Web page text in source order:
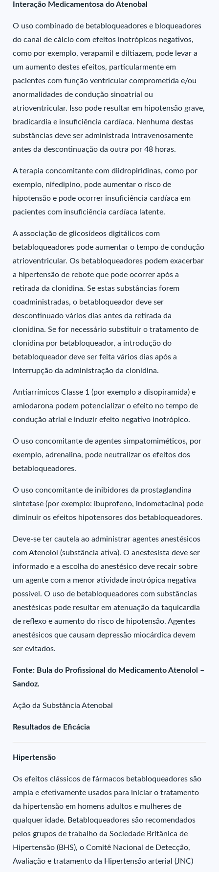
Interação Medicamentosa do Atenobal
O uso combinado de betabloqueadores e bloqueadores
do canal de cálcio com efeitos inotrópicos negativos,
como por exemplo, verapamil e diltiazem, pode levar a
um aumento destes efeitos, particularmente em
pacientes com função ventricular comprometida e/ou
anormalidades de condução sinoatrial ou
atrioventricular. Isso pode resultar em hipotensão grave,
bradicardia e insuficiência cardíaca. Nenhuma destas
substâncias deve ser administrada intravenosamente
antes da descontinuação da outra por 48 horas.
A terapia concomitante com diidropiridinas, como por
exemplo, nifedipino, pode aumentar o risco de
hipotensão e pode ocorrer insuficiência cardíaca em
pacientes com insuficiência cardíaca latente.
A associação de glicosídeos digitálicos com
betabloqueadores pode aumentar o tempo de condução
atrioventricular. Os betabloqueadores podem exacerbar
a hipertensão de rebote que pode ocorrer após a
retirada da clonidina. Se estas substâncias forem
coadministradas, o betabloqueador deve ser
descontinuado vários dias antes da retirada da
clonidina. Se for necessário substituir o tratamento de
clonidina por betabloqueador, a introdução do
betabloqueador deve ser feita vários dias após a
interrupção da administração da clonidina.
Antiarrímicos Classe 1 (por exemplo a disopiramida) e
amiodarona podem potencializar o efeito no tempo de
condução atrial e induzir efeito negativo inotrópico.
O uso concomitante de agentes simpatomiméticos, por
exemplo, adrenalina, pode neutralizar os efeitos dos
betabloqueadores.
O uso concomitante de inibidores da prostaglandina
sintetase (por exemplo: ibuprofeno, indometacina) pode
diminuir os efeitos hipotensores dos betabloqueadores.
Deve-se ter cautela ao administrar agentes anestésicos
com Atenolol (substância ativa). O anestesista deve ser
informado e a escolha do anestésico deve recair sobre
um agente com a menor atividade inotrópica negativa
possível. O uso de betabloqueadores com substâncias
anestésicas pode resultar em atenuação da taquicardia
de reflexo e aumento do risco de hipotensão. Agentes
anestésicos que causam depressão miocárdica devem
ser evitados.
Fonte: Bula do Profissional do Medicamento Atenolol –
Sandoz.
Ação da Substância Atenobal
Resultados de Eficácia
Hipertensão
Os efeitos clássicos de fármacos betabloqueadores são
ampla e efetivamente usados para iniciar o tratamento
da hipertensão em homens adultos e mulheres de
qualquer idade. Betabloqueadores são recomendados
pelos grupos de trabalho da Sociedade Britânica de
Hipertensão (BHS), o Comitê Nacional de Detecção,
Avaliação e tratamento da Hipertensão arterial (JNC)